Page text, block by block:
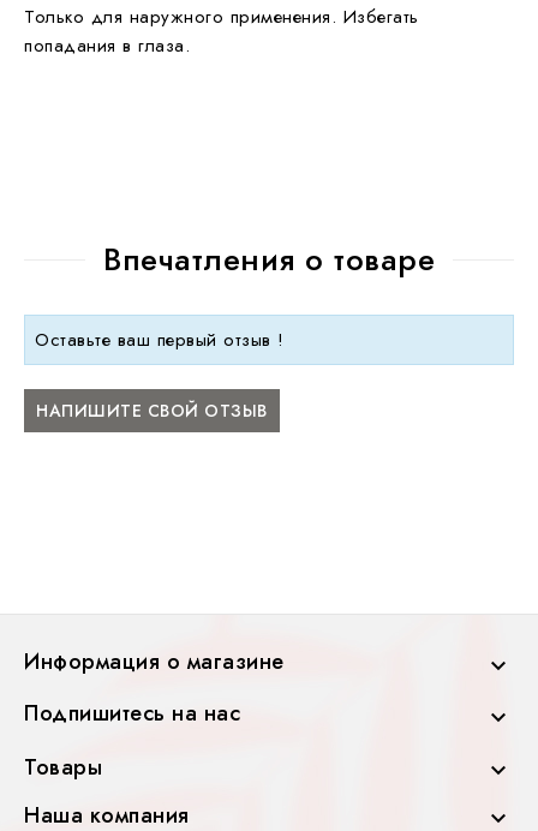
Только для наружного применения. Избегать
попадания в глаза.
Впечатления о товаре
Оставьте ваш первый отзыв !
НАПИШИТЕ СВОЙ ОТЗЫВ
Информация о магазине 
Подпишитесь на нас 
Товары 
Наша компания 